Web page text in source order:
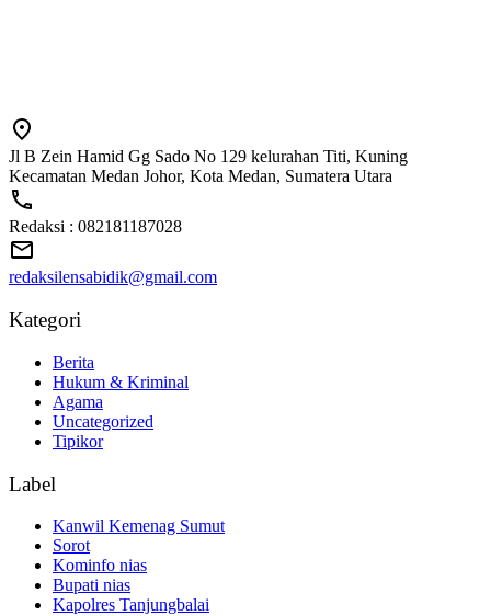
Jl B Zein Hamid Gg Sado No 129 kelurahan Titi, Kuning
Kecamatan Medan Johor, Kota Medan, Sumatera Utara
Redaksi : 082181187028
redaksilensabidik@gmail.com
Kategori
Berita
Hukum & Kriminal
Agama
Uncategorized
Tipikor
Label
Kanwil Kemenag Sumut
Sorot
Kominfo nias
Bupati nias
Kapolres Tanjungbalai